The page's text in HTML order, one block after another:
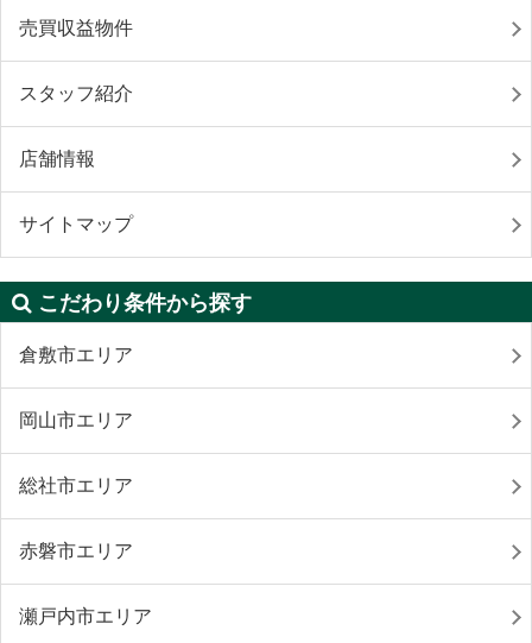
売買収益物件
スタッフ紹介
店舗情報
サイトマップ
こだわり条件から探す
倉敷市エリア
岡山市エリア
総社市エリア
赤磐市エリア
瀬戸内市エリア